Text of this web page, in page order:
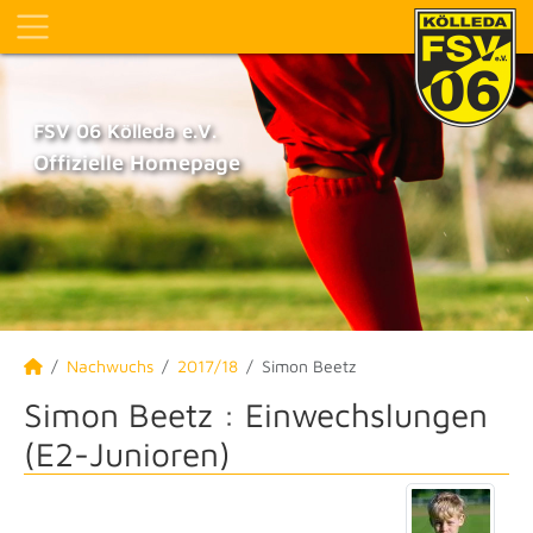
FSV 06 Kölleda e.V.
Offizielle Homepage
Nachwuchs 2017/18 Simon Beetz
Simon Beetz : Einwechslungen
(E2-Junioren)